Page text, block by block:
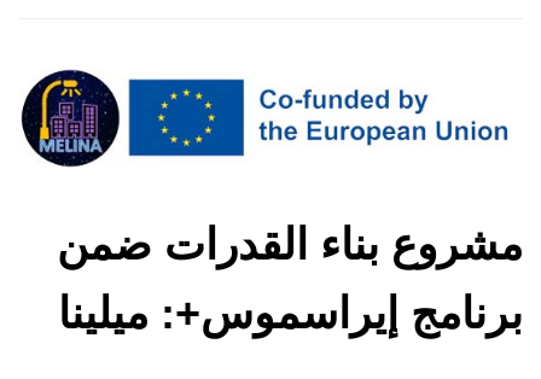
مشروع بناء القدرات ضمن
برنامج إيراسموس+: ميلينا